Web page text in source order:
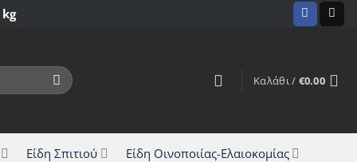
Καλάθι / €0.00
Είδη Σπιτιού Είδη Οινοποιίας-Ελαιοκομίας